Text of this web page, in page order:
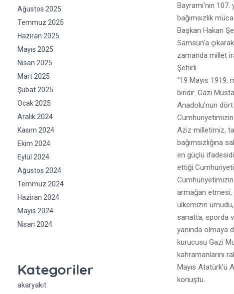
Bayramı’nın
bağımsızlık
Başkan Hakan
Samsun’a
zamanda millet
Şehirli
“19 Mayıs 1919,
biridir. Gazi
Anadolu’nun dört
Aziz milletimiz,
bağımsızlığına
en güçlü
ettiği
armağan etmesi,
ülkemizin umudu,
sanatta, sporda
yanında olmaya
kurucusu Gazi
kahramanlarını
Mayıs Atatürk’ü
konuştu.
Ağustos 2025
Temmuz 2025
Haziran 2025
Mayıs 2025
Nisan 2025
Mart 2025
Şubat 2025
Ocak 2025
Aralık 2024
Kasım 2024
Ekim 2024
Eylül 2024
Ağustos 2024
Temmuz 2024
Haziran 2024
Mayıs 2024
Nisan 2024
Kategoriler
akaryakıt